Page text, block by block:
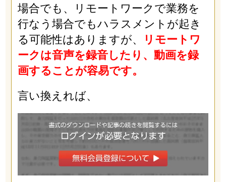
場合でも、リモートワークで業務を
行なう場合でもハラスメントが起き
る可能性はありますが、
リモートワ
ークは音声を録音したり、動画を録
画することが容易です。
言い換えれば、